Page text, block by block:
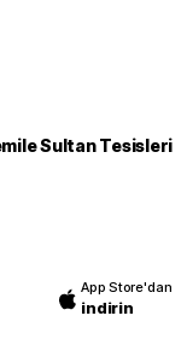
Sultan Tesisleri
App Store'dan
indirin